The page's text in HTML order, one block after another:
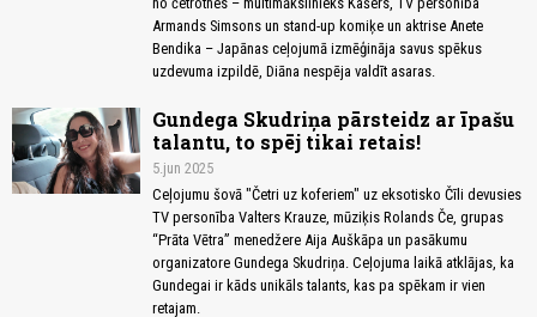
Armands Simsons un stand-up komiķe un aktrise Anete
Bendika – Japānas ceļojumā izmēģināja savus spēkus
uzdevuma izpildē, Diāna nespēja valdīt asaras.
Gundega Skudriņa pārsteidz ar īpašu
talantu, to spēj tikai retais!
5.jun 2025
Ceļojumu šovā "Četri uz koferiem" uz eksotisko Čīli devusies
TV personība Valters Krauze, mūziķis Rolands Če, grupas
“Prāta Vētra” menedžere Aija Auškāpa un pasākumu
organizatore Gundega Skudriņa. Ceļojuma laikā atklājas, ka
Gundegai ir kāds unikāls talants, kas pa spēkam ir vien
retajam.